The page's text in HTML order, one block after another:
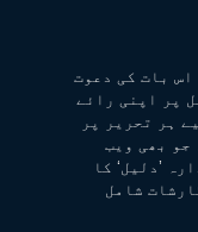
اس بات کی دعوت
پر اپنی رائے
ہر تحریر پر
جو بھی ویب
’دلیل‘ کا
شامل